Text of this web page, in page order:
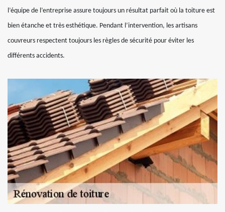
l’équipe de l’entreprise assure toujours un résultat parfait où la toiture est
bien étanche et très esthétique. Pendant l’intervention, les artisans
couvreurs respectent toujours les règles de sécurité pour éviter les
différents accidents.